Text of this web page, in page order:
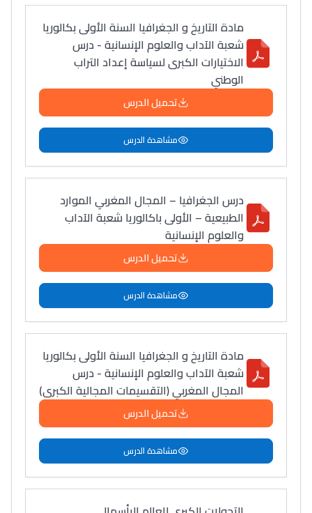
مادة التاريخ و الجغرافيا السنة الأولى بكالوريا
شعبة الآداب والعلوم الإنسانية - درس
الاختيارات الكبرى لسياسة إعداد التراب
الوطني
تحميل الدرس
مشاهدة الدرس
درس الجغرافيا – المجال المغربي الموارد
الطبيعية – الأولى باكالوريا شعبة الآداب
والعلوم الإنسانية
تحميل الدرس
مشاهدة الدرس
مادة التاريخ و الجغرافيا السنة الأولى بكالوريا
شعبة الآداب والعلوم الإنسانية - درس
المجال المغربي (التقسيمات المجالية الكبرى)
تحميل الدرس
مشاهدة الدرس